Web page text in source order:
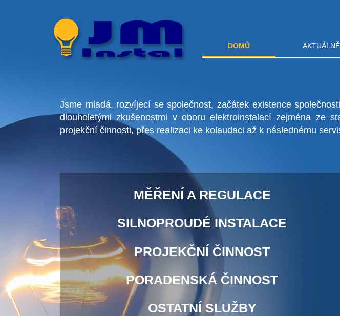
DOMŮ AKTUÁLNĚ
Jsme mladá, rozvíjecí se společnost, začátek existence
dlouholetými zkušenostmi v oboru elektroinstalací zejména ze
projekční činnosti, přes realizaci ke kolaudaci až k následnému
MĚŘENÍ A REGULACE
SILNOPROUDÉ INSTALACE
PROJEKČNÍ ČINNOST
PORADENSKÁ ČINNOST
OSTATNÍ SLUŽBY